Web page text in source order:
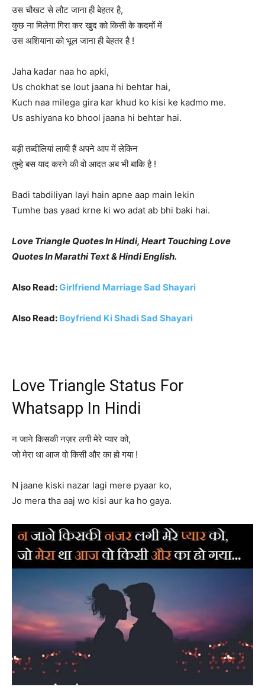
उस चौखट से लौट जाना ही बेहतर है,
कुछ ना मिलेगा गिरा कर खुद को किसी के कदमों में
उस अशियाना को भूल जाना ही बेहतर है !
Jaha kadar naa ho apki,
Us chokhat se lout jaana hi behtar hai,
Kuch naa milega gira kar khud ko kisi ke kadmo me.
Us ashiyana ko bhool jaana hi behtar hai.
बड़ी तब्दीलियां लायी हैं अपने आप में लेकिन
तुम्हे बस याद करने की वो आदत अब भी बाकि है !
Badi tabdiliyan layi hain apne aap main lekin
Tumhe bas yaad krne ki wo adat ab bhi baki hai.
Love Triangle Quotes In Hindi, Heart Touching Love
Quotes In Marathi Text & Hindi English.
Also Read:Girlfriend Marriage Sad Shayari
Also Read: Boyfriend Ki Shadi Sad Shayari
Love Triangle Status For
Whatsapp In Hindi
न जाने किसकी नज़र लगी मेरे प्यार को,
जो मेरा था आज वो किसी और का हो गया !
N jaane kiski nazar lagi mere pyaar ko,
Jo mera tha aaj wo kisi aur ka ho gaya.